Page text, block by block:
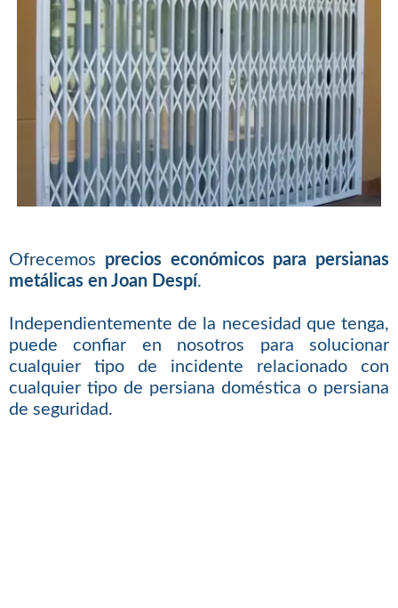
Ofrecemos precios económicos para persianas
metálicas en Joan Despí.
Independientemente de la necesidad que tenga,
puede confiar en nosotros para solucionar
cualquier tipo de incidente relacionado con
cualquier tipo de persiana doméstica o persiana
de seguridad.